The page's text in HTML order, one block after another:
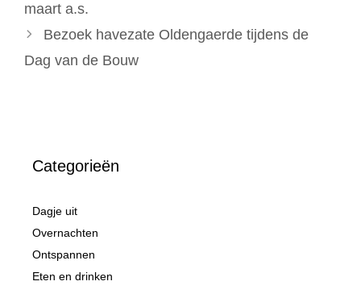
maart a.s.
Bezoek havezate Oldengaerde tijdens de
Dag van de Bouw
Categorieën
Dagje uit
Overnachten
Ontspannen
Eten en drinken